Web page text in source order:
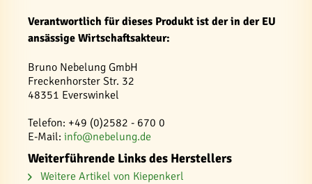
Verantwortlich für dieses Produkt ist der in der EU
ansässige Wirtschaftsakteur:
Bruno Nebelung GmbH
Freckenhorster Str. 32
48351 Everswinkel
Telefon: +49 (0)2582 - 670 0
E-Mail: info@nebelung.de
Weiterführende Links des Herstellers
Weitere Artikel von Kiepenkerl